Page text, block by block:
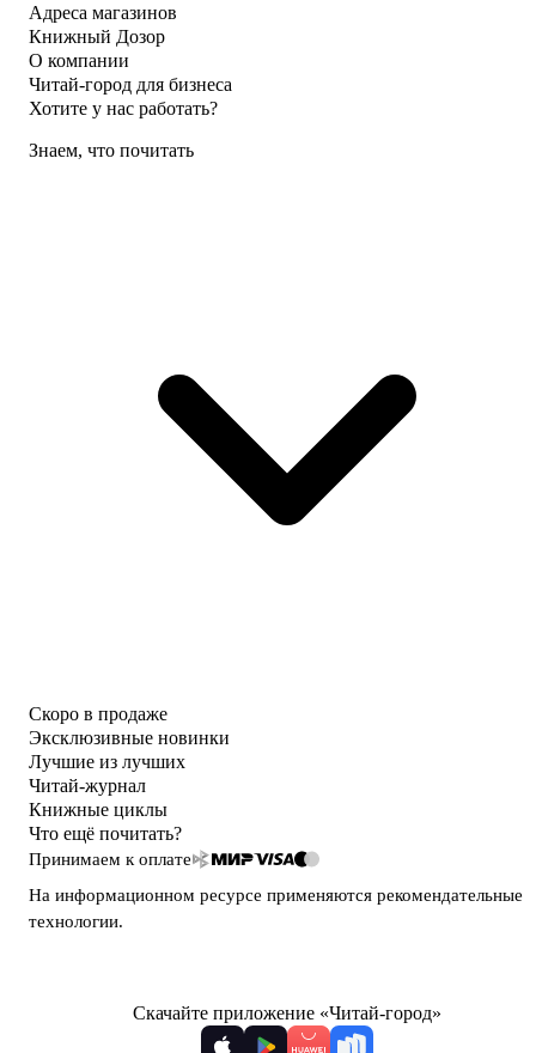
Адреса магазинов
Книжный Дозор
О компании
Читай-город для бизнеса
Хотите у нас работать?
Знаем, что почитать
Скоро в продаже
Эксклюзивные новинки
Лучшие из лучших
Читай-журнал
Книжные циклы
Что ещё почитать?
Принимаем к оплате
На информационном ресурсе применяются рекомендательные
технологии.
Скачайте приложение «Читай-город»